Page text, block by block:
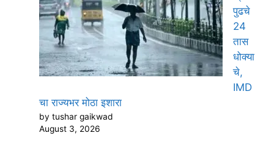
पुढचे
24
तास
धोक्या
चे,
IMD
चा राज्यभर मोठा इशारा
by tushar gaikwad
August 3, 2026